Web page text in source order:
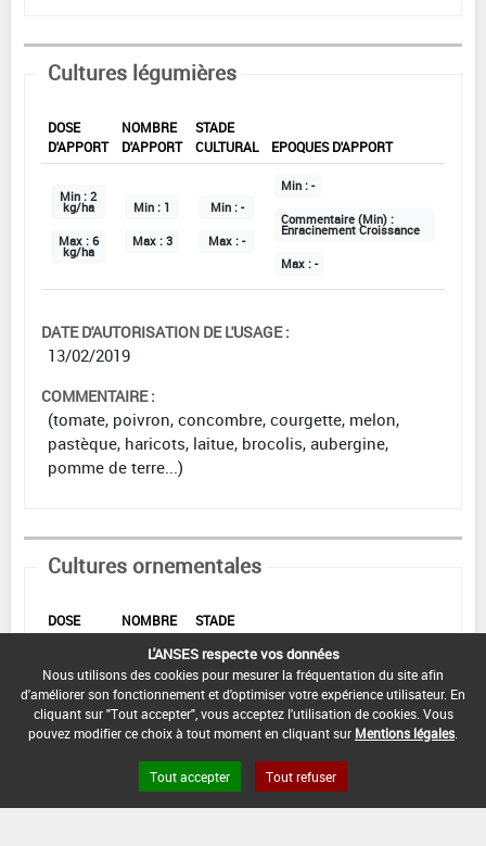
Cultures légumières
DOSE
D'APPORT
NOMBRE
D'APPORT
STADE
CULTURAL
EPOQUES D'APPORT
Min : 2
kg/ha
Max : 6
kg/ha
Min : 1
Max : 3
Min : -
Max : -
Min : -
Commentaire (Min) :
Enracinement Croissance
Max : -
DATE D'AUTORISATION DE L'USAGE :
13/02/2019
COMMENTAIRE :
(tomate, poivron, concombre, courgette, melon,
pastèque, haricots, laitue, brocolis, aubergine,
pomme de terre...)
Cultures ornementales
DOSE
NOMBRE
STADE
Min :
17
Max : Max :2
Min :-
Max :-
Min :-
Commentaire (Min) :
Démarrer une semaine
après la plantation
L'ANSES respecte vos données
Nous utilisons des cookies pour mesurer la fréquentation du site afin
d'améliorer son fonctionnement et d'optimiser votre expérience utilisateur. En
cliquant sur "Tout accepter", vous acceptez l'utilisation de cookies. Vous
pouvez modifier ce choix à tout moment en cliquant sur Mentions légales
Tout accepter Tout refuser